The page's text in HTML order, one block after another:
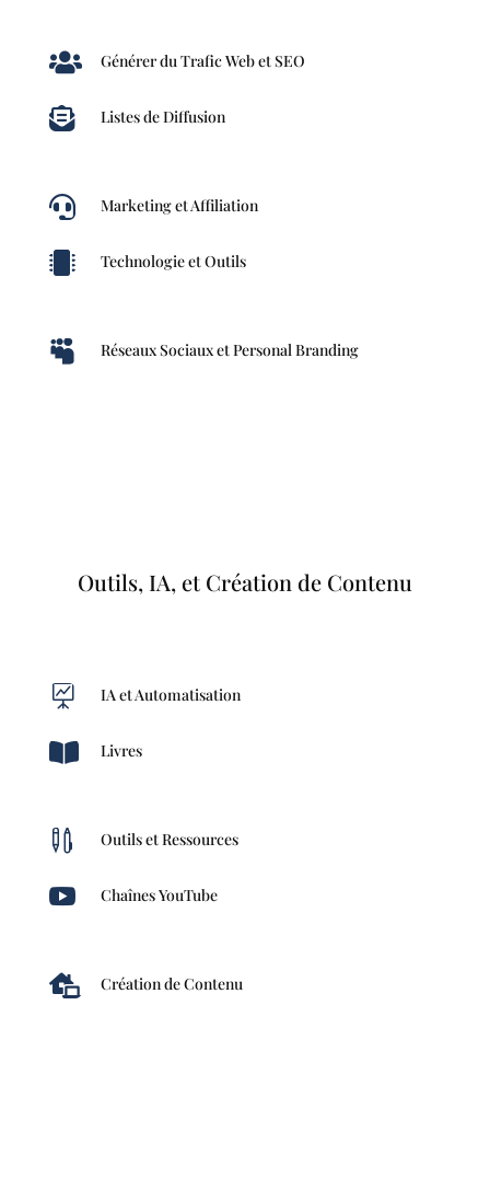
 Générer du Trafic Web et SEO
 Listes de Diffusion
 Marketing et Affiliation
 Technologie et Outils
 Réseaux Sociaux et Personal Branding
Outils, IA, et Création de Contenu
 IA et Automatisation
 Livres
 Outils et Ressources
 Chaînes YouTube
 Création de Contenu